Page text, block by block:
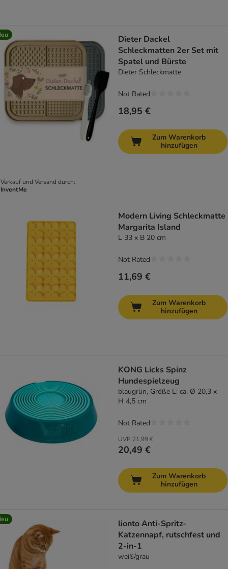
Verkauf und Versand durch:
InventMe
Dieter Dackel
Schleckmatten 2er Set mit
Spatel und Bürste
Dieter Schleckmatte
18,95 €
Not Rated
Zum Warenkorb
hinzufügen
Modern Living Schleckmatte
Margarita Island
L 33 x B 20 cm
11,69 €
Not Rated
Zum Warenkorb
hinzufügen
KONG Licks Spinz
Hundespielzeug
blaugrün, Größe L: ca. Ø 20,3 x
H 4,5 cm
UVP 21,99 €
20,49 €
Not Rated
Zum Warenkorb
hinzufügen
lionto Anti-Spritz-
Katzennapf, rutschfest und
2-in-1
weiß/grau